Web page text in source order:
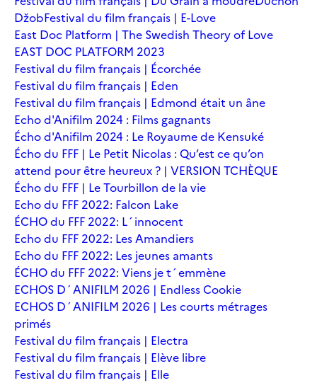
DžobFestival du film français | E-Love
East Doc Platform | The Swedish Theory of Love
EAST DOC PLATFORM 2023
Festival du film français | Écorchée
Festival du film français | Eden
Festival du film français | Edmond était un âne
Echo d'Anifilm 2024 : Films gagnants
Écho d'Anifilm 2024 : Le Royaume de Kensuké
Écho du FFF | Le Petit Nicolas : Qu’est ce qu’on
attend pour être heureux ? | VERSION TCHÈQUE
Écho du FFF | Le Tourbillon de la vie
Echo du FFF 2022: Falcon Lake
ÉCHO du FFF 2022: L´innocent
Echo du FFF 2022: Les Amandiers
Echo du FFF 2022: Les jeunes amants
ÉCHO du FFF 2022: Viens je t´emmène
ECHOS D´ANIFILM 2026 | Endless Cookie
ECHOS D´ANIFILM 2026 | Les courts métrages
primés
Festival du film français | Electra
Festival du film français | Elève libre
Festival du film français | Elle